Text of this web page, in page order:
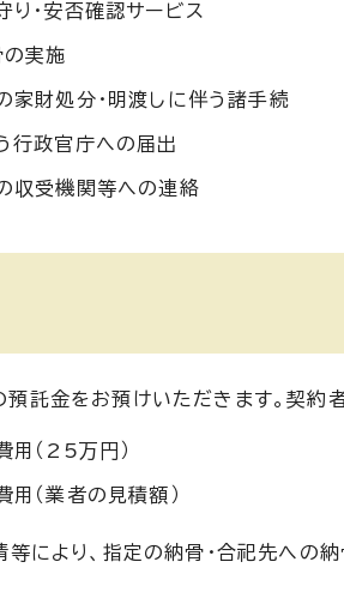
り・安否確認サービス
の実施
家財処分・明渡しに伴う諸手続
行政官庁への届出
収受機関等への連絡
託金をお預けいただきます。契約
用（25万円）
用（業者の見積額）
等により、指定の納骨・合祀先へ